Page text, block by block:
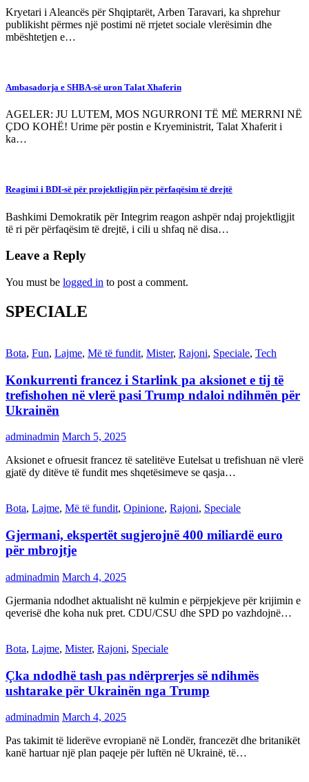
Kryetari i Aleancës për Shqiptarët, Arben Taravari, ka shprehur
publikisht përmes një postimi në rrjetet sociale vlerësimin dhe
mbështetjen e…
Ambasadorja e SHBA-së uron Talat Xhaferin
AGELER: JU LUTEM, MOS NGURRONI TË MË MERRNI NË
ÇDO KOHË! Urime për postin e Kryeministrit, Talat Xhaferit i
ka…
Reagimi i BDI-së për projektligjin për përfaqësim të drejtë
Bashkimi Demokratik për Integrim reagon ashpër ndaj projektligjit
të ri për përfaqësim të drejtë, i cili u shfaq në disa…
Leave a Reply
You must be logged in to post a comment.
SPECIALE
Bota, Fun, Lajme, Më të fundit, Mister, Rajoni, Speciale, Tech
Konkurrenti francez i Starlink pa aksionet e tij të
trefishohen në vlerë pasi Trump ndaloi ndihmën për
Ukrainën
adminadmin March 5, 2025
Aksionet e ofruesit francez të satelitëve Eutelsat u trefishuan në vlerë
gjatë dy ditëve të fundit mes shqetësimeve se qasja…
Bota, Lajme, Më të fundit, Opinione, Rajoni, Speciale
Gjermani, ekspertët sugjerojnë 400 miliardë euro
për mbrojtje
adminadmin March 4, 2025
Gjermania ndodhet aktualisht në kulmin e përpjekjeve për krijimin e
qeverisë dhe koha nuk pret. CDU/CSU dhe SPD po vazhdojnë…
Bota, Lajme, Mister, Rajoni, Speciale
Çka ndodhë tash pas ndërprerjes së ndihmës
ushtarake për Ukrainën nga Trump
adminadmin March 4, 2025
Pas takimit të liderëve evropianë në Londër, francezët dhe britanikët
kanë hartuar një plan paqeje për luftën në Ukrainë, të…